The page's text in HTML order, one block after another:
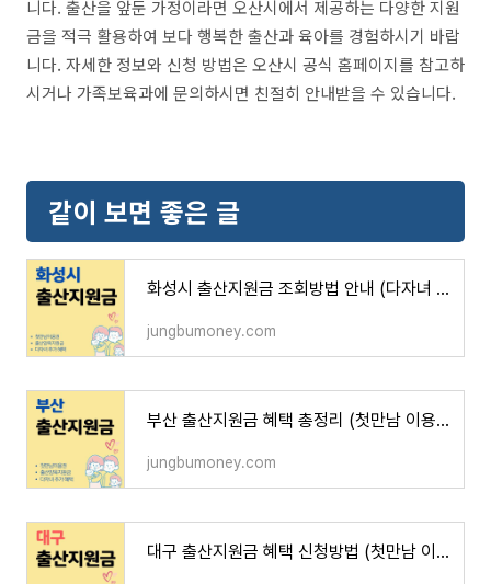
니다. 출산을 앞둔 가정이라면 오산시에서 제공하는 다양한 지원
금을 적극 활용하여 보다 행복한 출산과 육아를 경험하시기 바랍
니다. 자세한 정보와 신청 방법은 오산시 공식 홈페이지를 참고하
시거나 가족보육과에 문의하시면 친절히 안내받을 수 있습니다.
같이 보면 좋은 글
화성시 출산지원금 조회방법 안내 (다자녀 추가 혜택, 첫만남 이용권, 양육지원금)
jungbumoney.com
부산 출산지원금 혜택 총정리 (첫만남 이용권, 출산양육지원금, 다자녀 추가 혜택)
jungbumoney.com
대구 출산지원금 혜택 신청방법 (첫만남 이용권, 지원금액, 지급일자, 사용처)